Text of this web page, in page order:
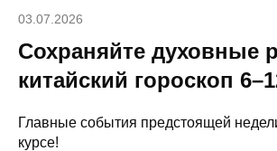
03.07.2026
Сохраняйте духовные
китайский гороскоп
Главные события предстоящей
курсе!